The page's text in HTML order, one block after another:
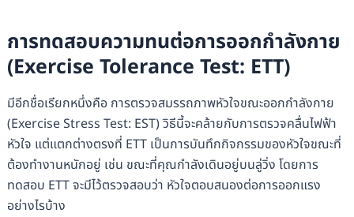
การทดสอบความทนต่อการออกกำลังกาย
(Exercise Tolerance Test: ETT)
มีอีกชื่อเรียกหนึ่งคือ การตรวจสมรรถภาพหัวใจขณะออกกำลังกาย
(Exercise Stress Test: EST) วิธีนี้จะคล้ายกับการตรวจคลื่นไฟฟ้า
หัวใจ แต่แตกต่างตรงที่ ETT เป็นการบันทึกกิจกรรมของหัวใจขณะที่
ต้องทำงานหนักอยู่ เช่น ขณะที่คุณกำลังเดินอยู่บนลู่วิ่ง โดยการ
ทดสอบ ETT จะมีไว้ตรวจสอบว่า หัวใจตอบสนองต่อการออกแรง
อย่างไรบ้าง